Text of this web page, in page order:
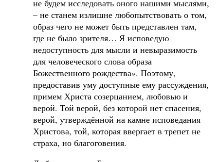
не будем исследовать оного нашими мыслями,
– не станем излишне любопытствовать о том,
образ чего не может быть представлен там,
где не было зрителя… Я исповедую
недоступность для мысли и невыразимость
для человеческого слова образа
Божественного рождества». Поэтому,
предоставив уму доступные ему рассуждения,
примем Христа созерцанием, любовью и
верой. Той верой, без которой нет спасения,
верой, утверждённой на камне исповедания
Христова, той, которая ввергает в трепет не
страха, но благоговения.